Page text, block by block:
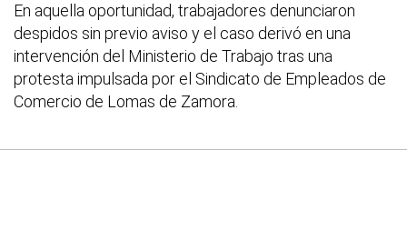
En aquella oportunidad, trabajadores denunciaron
despidos sin previo aviso y el caso derivó en una
intervención del Ministerio de Trabajo tras una
protesta impulsada por el Sindicato de Empleados de
Comercio de Lomas de Zamora.